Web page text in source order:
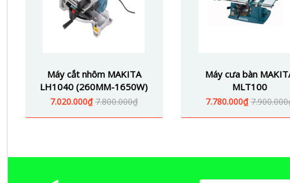
Máy cắt nhôm MAKITA
LH1040 (260MM-1650W)
7.020.000₫ 7.800.000₫
Máy cưa bàn
MLT100
7.780.000₫